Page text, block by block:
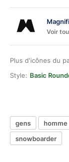
Voir
Plus d'icônes du
Style: Basic
gens homme
snowboarder